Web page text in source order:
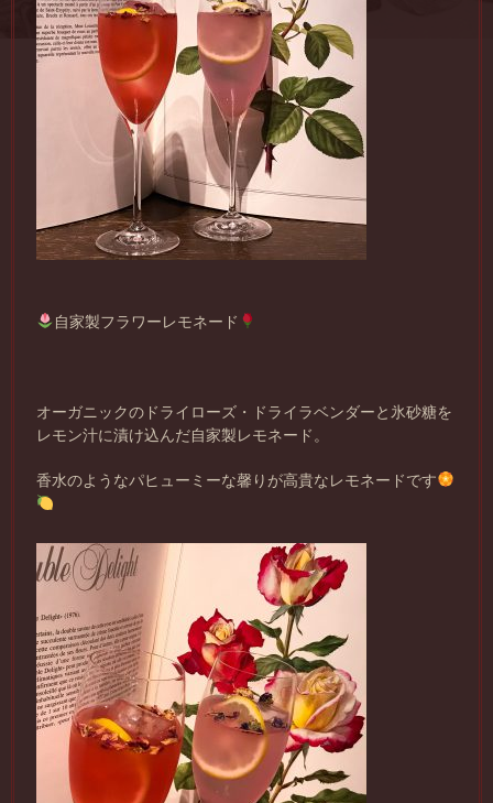
自家製フラワーレモネード
オーガニックのドライローズ・ドライラベンダーと氷砂糖を
レモン汁に漬け込んだ自家製レモネード。
香水のようなパヒューミーな馨りが高貴なレモネードです